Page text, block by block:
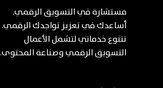
مستشارة في التسويق الرقمي.
أساعدك في تعزيز تواجدك الرقمي.
تتنوع خدماتي لتشمل الأعمال
التسويق الرقمي وصناعة المحتوى.